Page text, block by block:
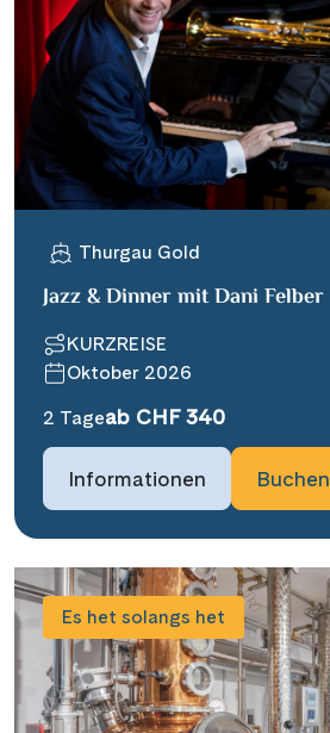
Thurgau Gold
Jazz & Dinner mit Dani Felber
KURZREISE
Oktober 2026
2 Tageab CHF 340
Informationen Buchen
Es het solangs het